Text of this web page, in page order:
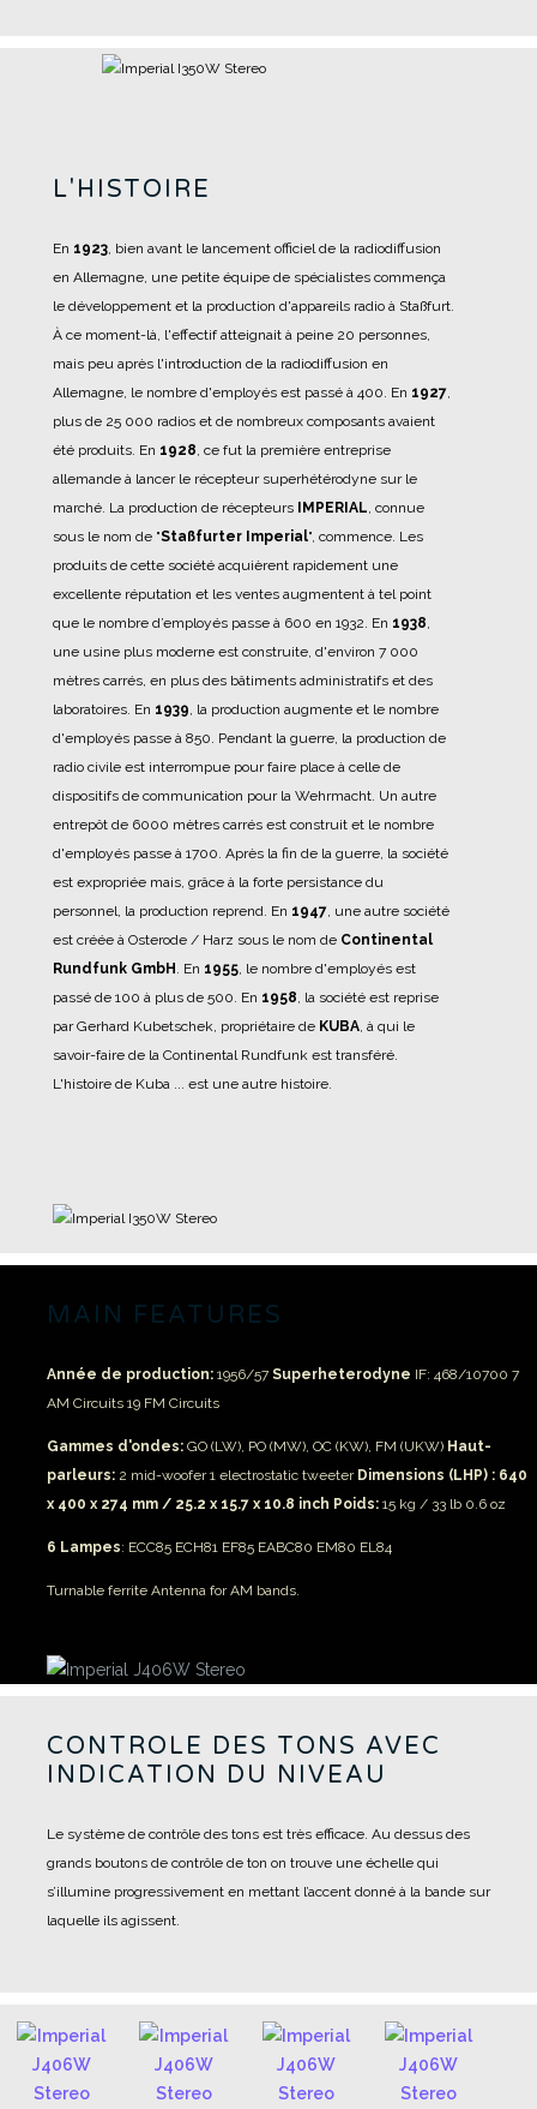
L'HISTOIRE
En 1923, bien avant le lancement officiel de la radiodiffusion
en Allemagne, une petite équipe de spécialistes commença
le développement et la production d'appareils radio à Staßfurt.
À ce moment-là, l'effectif atteignait à peine 20 personnes,
mais peu après l'introduction de la radiodiffusion en
Allemagne, le nombre d'employés est passé à 400. En 1927,
plus de 25 000 radios et de nombreux composants avaient
été produits. En 1928, ce fut la première entreprise
allemande à lancer le récepteur superhétérodyne sur le
marché. La production de récepteurs IMPERIAL, connue
sous le nom de "Staßfurter Imperial", commence. Les
produits de cette société acquièrent rapidement une
excellente réputation et les ventes augmentent à tel point
que le nombre d’employés passe à 600 en 1932. En 1938,
une usine plus moderne est construite, d'environ 7 000
mètres carrés, en plus des bâtiments administratifs et des
laboratoires. En 1939, la production augmente et le nombre
d'employés passe à 850. Pendant la guerre, la production de
radio civile est interrompue pour faire place à celle de
dispositifs de communication pour la Wehrmacht. Un autre
entrepôt de 6000 mètres carrés est construit et le nombre
d'employés passe à 1700. Après la fin de la guerre, la société
est expropriée mais, grâce à la forte persistance du
personnel, la production reprend. En 1947, une autre société
est créée à Osterode / Harz sous le nom de Continental
Rundfunk GmbH . En 1955, le nombre d'employés est
passé de 100 à plus de 500. En 1958, la société est reprise
par Gerhard Kubetschek, propriétaire de KUBA, à qui le
savoir-faire de la Continental Rundfunk est transféré.
L'histoire de Kuba ... est une autre histoire.
MAIN FEATURES
Année de production: 1956/57 Superheterodyne IF: 468/10700 7
AM Circuits 19 FM Circuits
Gammes d'ondes: GO (LW), PO (MW), OC (KW), FM (UKW) Haut-
parleurs: 2 mid-woofer 1 electrostatic tweeter Dimensions (LHP) : 640
x 400 x 274 mm / 25.2 x 15.7 x 10.8 inch Poids: 15 kg / 33 lb 0.6 oz
6 Lampes: ECC85 ECH81 EF85 EABC80 EM80 EL84
Turnable ferrite Antenna for AM bands.
CONTROLE DES TONS AVEC
INDICATION DU NIVEAU
Le système de contrôle des tons est très efficace. Au dessus des
grands boutons de contrôle de ton on trouve une échelle qui
s’illumine progressivement en mettant l’accent donné à la bande sur
laquelle ils agissent.